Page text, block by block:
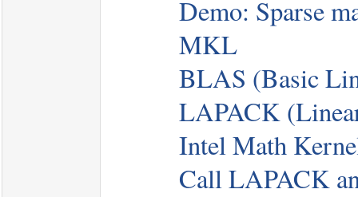
Demo: Sparse
MKL
BLAS (Basic
LAPACK
Intel Math
Call LAPACK